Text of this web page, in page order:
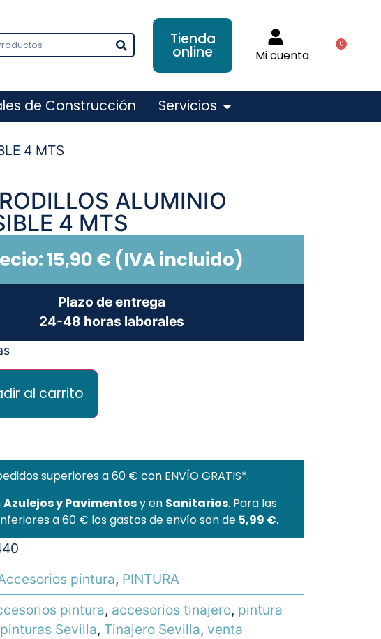
Tienda
online Mi cuenta
0
de Construcción Servicios
4 MTS
ALUMINIO
4 MTS
15,90€ (IVA incluido)
Plazo de entrega
24-48 horas laborales
al carrito
superiores a 60 € con ENVÍO GRATIS*.
Azulejos y Pavimentosy en Sanitarios. Para las
a 60 € los gastos de envío son de 5,99 €.
pintura, PINTURA
pintura, accesorios tinajero, pintura
pinturas Sevilla, Tinajero Sevilla, venta